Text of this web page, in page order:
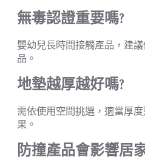
無毒認證重要嗎?
嬰幼兒長時間接觸產品，建
品。
地墊越厚越好嗎?
需依使用空間挑選，適當厚
果。
防撞產品會影響居